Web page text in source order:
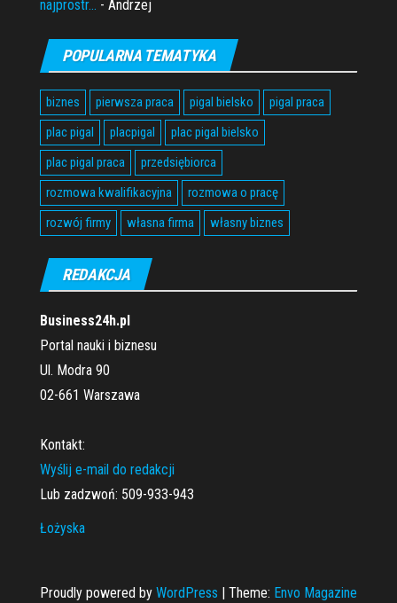
najprostr... - Andrzej
POPULARNA TEMATYKA
biznes pierwsza praca pigal bielsko
pigal praca
plac pigal
placpigal
plac pigal bielsko
plac pigal praca
przedsiębiorca
rozmowa kwalifikacyjna
rozmowa o pracę
rozwój firmy
własna firma własny biznes
REDAKCJA
Business24h.pl
Portal nauki i biznesu
Ul. Modra 90
02-661 Warszawa
Kontakt:
Wyślij e-mail do redakcji
Lub zadzwoń: 509-933-943
Łożyska
Proudly powered by WordPress | Theme: Envo Magazine